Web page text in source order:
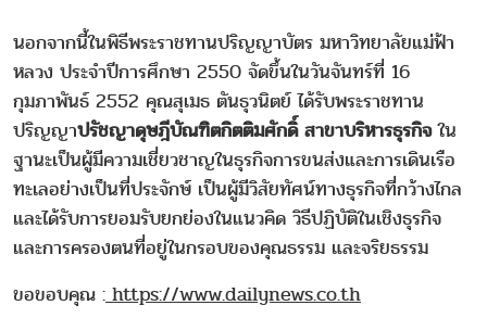
นอกจากนี้ในพิธีพระราชทานปริญญาบัตร มหาวิทยาลัยแม่ฟ้า
หลวง ประจำปีการศึกษา 2550 จัดขึ้นในวันจันทร์ที่ 16
กุมภาพันธ์ 2552 คุณสุเมธ ตันธุวนิตย์ ได้รับพระราชทาน
ปริญญาปรัชญาดุษฎีบัณฑิตกิตติมศักดิ์ สาขาบริหารธุรกิจใน
ฐานะเป็นผู้มีความเชี่ยวชาญในธุรกิจการขนส่งและการเดินเรือ
ทะเลอย่างเป็นที่ประจักษ์ เป็นผู้มีวิสัยทัศน์ทางธุรกิจที่กว้างไกล
และได้รับการยอมรับยกย่องในแนวคิด วิธีปฏิบัติในเชิงธุรกิจ
และการครองตนที่อยู่ในกรอบของคุณธรรม และจริยธรรม
ขอขอบคุณ :https://www.dailynews.co.th